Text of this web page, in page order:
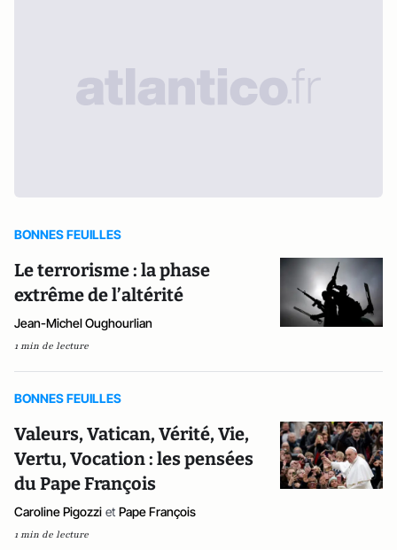
BONNES FEUILLES
Le terrorisme : la phase
extrême de l’altérité
Jean-Michel Oughourlian
1 min de lecture
BONNES FEUILLES
Valeurs, Vatican, Vérité, Vie,
Vertu, Vocation : les pensées
du Pape François
Caroline Pigozzi et Pape François
1 min de lecture